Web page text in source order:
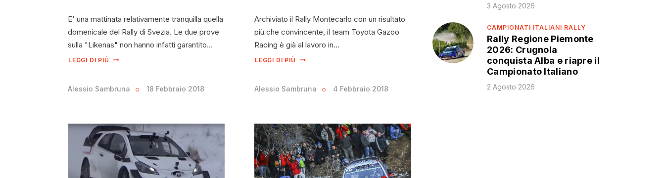
E' una mattinata relativamente tranquilla quella
domenicale del Rally di Svezia. Le due prove
sulla "Likenas" non hanno infatti garantito…
LEGGI DI PIÙ
Alessio Sambruna 18 Febbraio 2018
Archiviato il Rally Montecarlo con un risultato
più che convincente, il team Toyota Gazoo
Racing è già al lavoro in…
LEGGI DI PIÙ
Alessio Sambruna 4 Febbraio 2018
3 Agosto 2026
CAMPIONATI ITALIANI RALLY
Rally Regione Piemonte
2026: Crugnola
conquista Alba e riapre il
Campionato Italiano
2 Agosto 2026